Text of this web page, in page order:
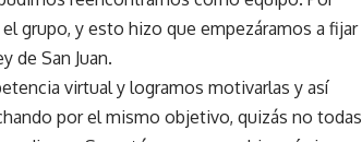
grupo, y esto hizo que empezáramos a fijar
de San Juan.
virtual y logramos motivarlas y así
por el mismo objetivo, quizás no todas